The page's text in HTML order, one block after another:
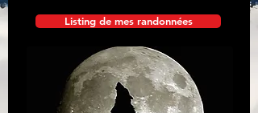
Listing de mes randonnées